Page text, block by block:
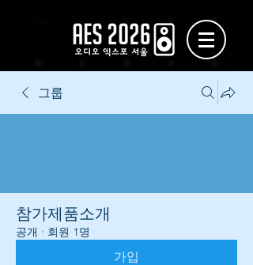
그룹
참가제품소개
공개 · 회원 1명
가입